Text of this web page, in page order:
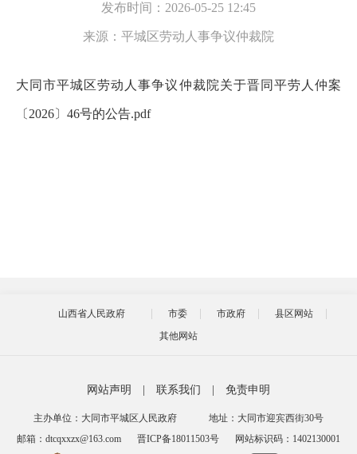
发布时间： 2026-05-25 12:45
来源： 平城区劳动人事争议仲裁院
大同市平城区劳动人事争议仲裁院关于晋同平劳人仲案
〔2026〕46号的公告.pdf
山西省人民政府 市委 市政府
县区网站
其他网站
网站声明 联系我们 免责申明
主办单位：大同市平城区人民政府
地址：大同市迎宾西街30号
邮箱：dtcqxxzx@163.com
晋ICP备18011503号 网站标识码：1402130001